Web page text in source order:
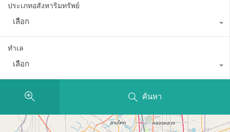
ประเภทอสังหาริมทรัพย์
เลือก
ทำเล
เลือก
ค้นหา